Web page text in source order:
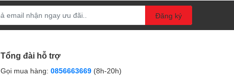
Đăng ký
Tổng đài hỗ trợ
Gọi mua hàng: 0856663669 (8h-20h)